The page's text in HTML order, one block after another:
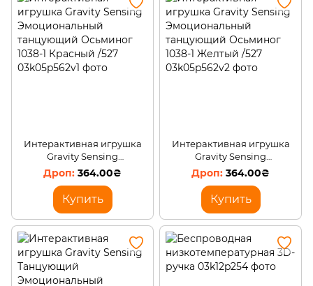
Интерактивная игрушка
Gravity Sensing
Эмоциональный
танцующий Осьминог
1038-1 Красный /527
364.00₴
Купить
Интерактивная игрушка
Gravity Sensing
Эмоциональный
танцующий Осьминог
1038-1 Желтый /527
364.00₴
Купить